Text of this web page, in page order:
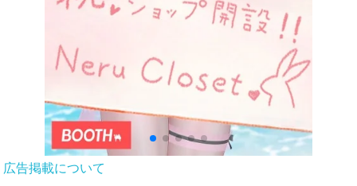
広告掲載について